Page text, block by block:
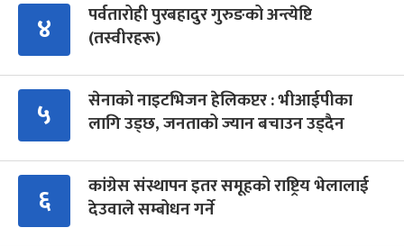
४
पर्वतारोही पुरबहादुर गुरुङको अन्त्येष्टि
(तस्वीरहरू)
५
सेनाको नाइटभिजन हेलिकप्टर : भीआईपीका
लागि उड्छ, जनताको ज्यान बचाउन उड्दैन
६
कांग्रेस संस्थापन इतर समूहको राष्ट्रिय भेलालाई
देउवाले सम्बोधन गर्ने